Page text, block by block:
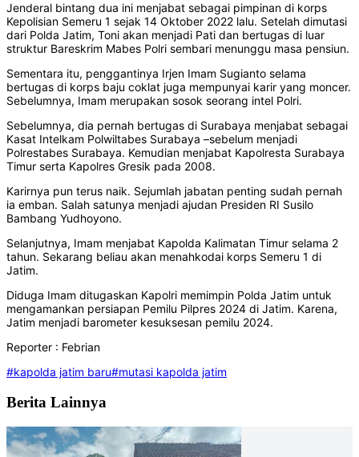
Jenderal bintang dua ini menjabat sebagai pimpinan di korps
Kepolisian Semeru 1 sejak 14 Oktober 2022 lalu. Setelah dimutasi
dari Polda Jatim, Toni akan menjadi Pati dan bertugas di luar
struktur Bareskrim Mabes Polri sembari menunggu masa pensiun.
Sementara itu, penggantinya Irjen Imam Sugianto selama
bertugas di korps baju coklat juga mempunyai karir yang moncer.
Sebelumnya, Imam merupakan sosok seorang intel Polri.
Sebelumnya, dia pernah bertugas di Surabaya menjabat sebagai
Kasat Intelkam Polwiltabes Surabaya –sebelum menjadi
Polrestabes Surabaya. Kemudian menjabat Kapolresta Surabaya
Timur serta Kapolres Gresik pada 2008.
Karirnya pun terus naik. Sejumlah jabatan penting sudah pernah
ia emban. Salah satunya menjadi ajudan Presiden RI Susilo
Bambang Yudhoyono.
Selanjutnya, Imam menjabat Kapolda Kalimatan Timur selama 2
tahun. Sekarang beliau akan menahkodai korps Semeru 1 di
Jatim.
Diduga Imam ditugaskan Kapolri memimpin Polda Jatim untuk
mengamankan persiapan Pemilu Pilpres 2024 di Jatim. Karena,
Jatim menjadi barometer kesuksesan pemilu 2024.
Reporter : Febrian
#kapolda jatim baru#mutasi kapolda jatim
Berita Lainnya